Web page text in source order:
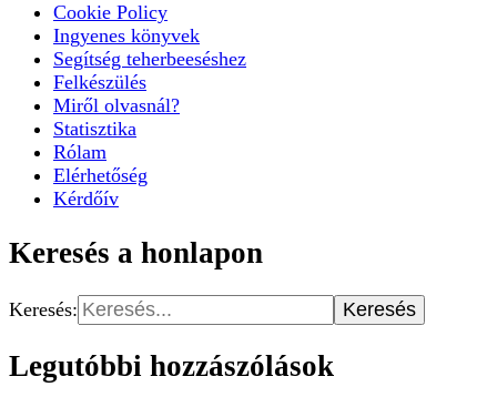
Cookie Policy
Ingyenes könyvek
Segítség teherbeeséshez
Felkészülés
Miről olvasnál?
Statisztika
Rólam
Elérhetőség
Kérdőív
Keresés a honlapon
Keresés:
Legutóbbi hozzászólások